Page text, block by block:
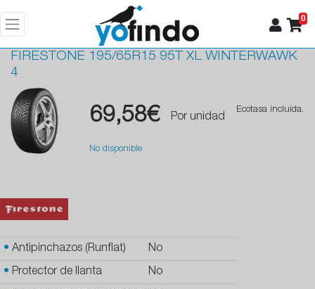
0
FIRESTONE 195/65R15 95T XL WINTERWAWK
4
69,58€ Por unidad
Ecotasa incluida.
No disponible
• Antipinchazos (Runflat) No
• Protector de llanta No